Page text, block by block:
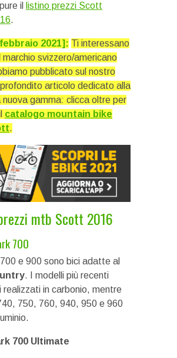
il listino prezzi Scott
.
2021]: Ti interessano
marchio svizzero/americano
pubblicato sul nostro
articolo dedicato alla
nuova gamma: clicca oltre per
catalogo mountain bike
.
mtb Scott 2016
700
700 e 900 sono bici adatte al
. I modelli più recenti
realizzati in carbonio, mentre
750, 760, 940, 950 e 960
700 Ultimate